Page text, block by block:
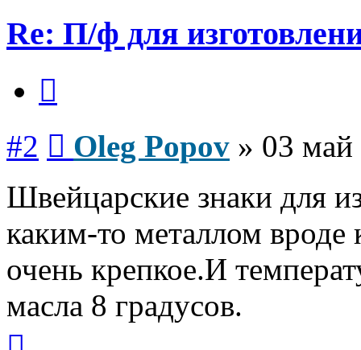
Re: П/ф для
#2 Oleg Popov » 03 май
Швейцарские знаки для
каким-то металлом
очень крепкое.И
масла 8 градусов.